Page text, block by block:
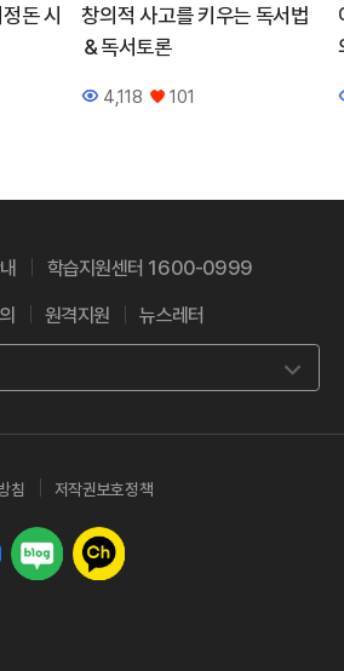
돈 시
창의적 사고를 키우는 독서법
＆독서토론
조회수
4,118
좋아요
101
학습지원센터 1600-0999
원격지원 뉴스레터
침 저작권보호정책
네이버 블로그카카오톡 채널